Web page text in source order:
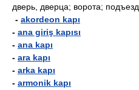
дверь, дверца; ворота; подъезд
- akordeon kapı
- ana giriş kapısı
- ana kapı
- ara kapı
- arka kapı
- armonik kapı